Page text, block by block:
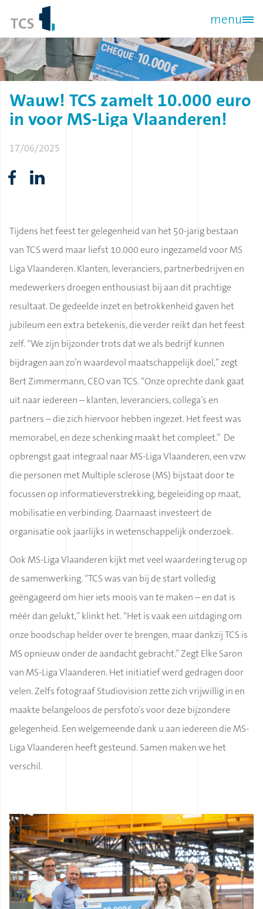
menu
naar
de
inhoud
gaan
Wauw! TCS zamelt 10.000 euro
in voor MS-Liga Vlaanderen!
17/06/2025
Tijdens het feest ter gelegenheid van het 50-jarig bestaan
van TCS werd maar liefst 10.000 euro ingezameld voor MS
Liga Vlaanderen. Klanten, leveranciers, partnerbedrijven en
medewerkers droegen enthousiast bij aan dit prachtige
resultaat. De gedeelde inzet en betrokkenheid gaven het
jubileum een extra betekenis, die verder reikt dan het feest
zelf. “We zijn bijzonder trots dat we als bedrijf kunnen
bijdragen aan zo’n waardevol maatschappelijk doel,” zegt
Bert Zimmermann, CEO van TCS. “Onze oprechte dank gaat
uit naar iedereen – klanten, leveranciers, collega’s en
partners – die zich hiervoor hebben ingezet. Het feest was
memorabel, en deze schenking maakt het compleet.” De
opbrengst gaat integraal naar MS-Liga Vlaanderen, een vzw
die personen met Multiple sclerose (MS) bijstaat door te
focussen op informatieverstrekking, begeleiding op maat,
mobilisatie en verbinding. Daarnaast investeert de
organisatie ook jaarlijks in wetenschappelijk onderzoek.
Ook MS-Liga Vlaanderen kijkt met veel waardering terug op
de samenwerking. “TCS was van bij de start volledig
geëngageerd om hier iets moois van te maken – en dat is
méér dan gelukt,” klinkt het. “Het is vaak een uitdaging om
onze boodschap helder over te brengen, maar dankzij TCS is
MS opnieuw onder de aandacht gebracht.” Zegt Elke Saron
van MS-Liga Vlaanderen. Het initiatief werd gedragen door
velen. Zelfs fotograaf Studiovision zette zich vrijwillig in en
maakte belangeloos de persfoto’s voor deze bijzondere
gelegenheid. Een welgemeende dank u aan iedereen die MS-
Liga Vlaanderen heeft gesteund. Samen maken we het
verschil.